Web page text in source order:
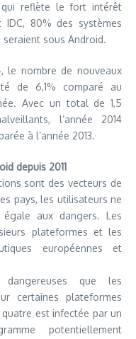
qui reflète le fort intérêt
80% des systèmes
sous Android.
le nombre de nouveaux
de 6,1% comparé au
Avec un total de 1,5
l’année 2014
à l’année 2013.
depuis 2011
sont des vecteurs de
pays, les utilisateurs ne
aux dangers. Les
plateformes et les
européennes et
dangereuses que les
certaines plateformes
quatre est infectée par un
potentiellement